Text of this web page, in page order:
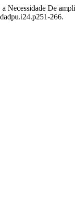
Necessidade De
266.